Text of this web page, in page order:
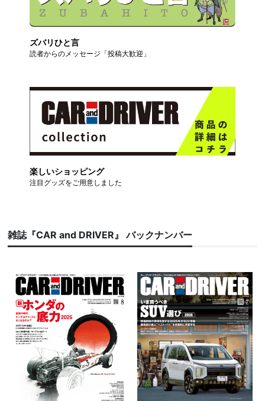
ズバリひと言
読者からのメッセージ「投稿大歓迎」
楽しいショッピング
注目グッズをご用意しました
雑誌『CAR and DRIVER』 バックナンバー